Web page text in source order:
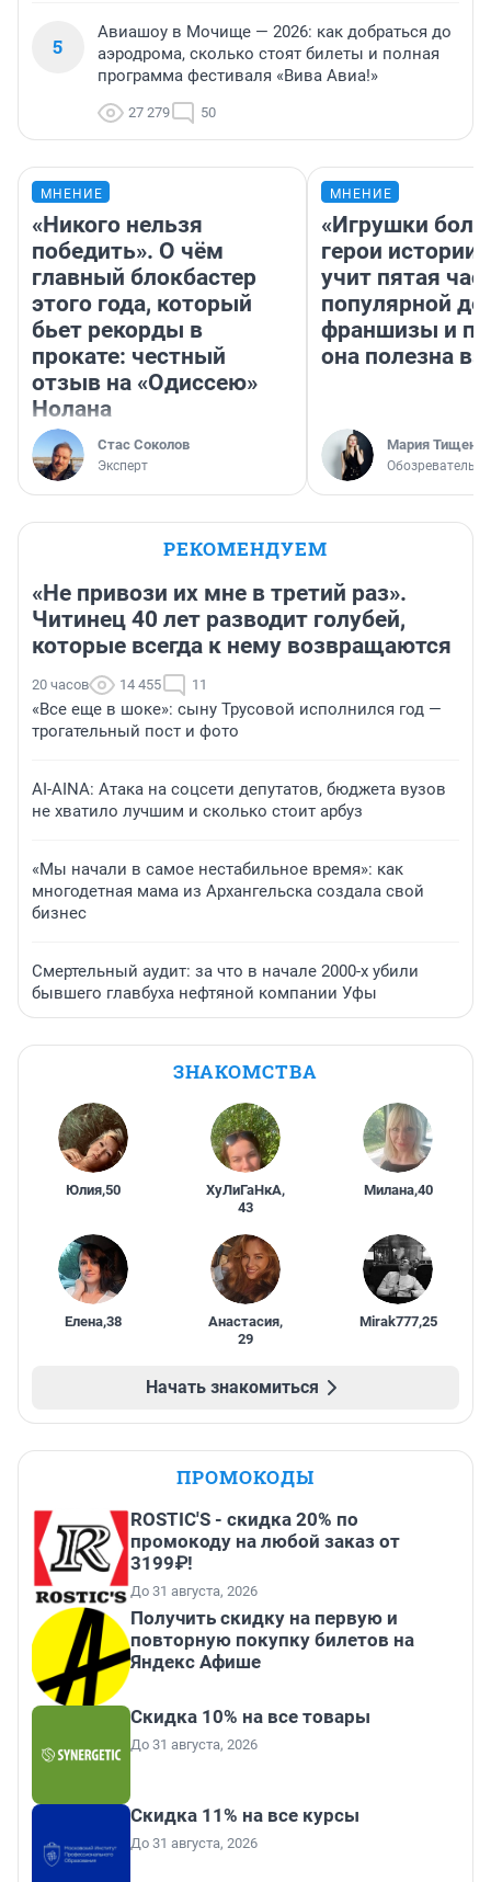
5
Авиашоу в Мочище — 2026: как добраться до
аэродрома, сколько стоят билеты и полная
программа фестиваля «Вива Авиа!»
27 279 50
МНЕНИЕ
«Никого нельзя
победить». О чём
главный блокбастер
этого года, который
бьет рекорды в
прокате: честный
отзыв на «Одиссею»
Нолана
Стас Соколов
Эксперт
МНЕНИЕ
«Игрушки
герои
учит пятая
популярной
франшизы и
она полезна
Мария Тищенко
Обозреватель
РЕКОМЕНДУЕМ
«Не привози их мне в третий раз».
Читинец 40 лет разводит голубей,
которые всегда к нему возвращаются
20 часов 14 455 11
«Все еще в шоке»: сыну Трусовой исполнился год —
трогательный пост и фото
AI-AINA: Атака на соцсети депутатов, бюджета вузов
не хватило лучшим и сколько стоит арбуз
«Мы начали в самое нестабильное время»: как
многодетная мама из Архангельска создала свой
бизнес
Смертельный аудит: за что в начале 2000-х убили
бывшего главбуха нефтяной компании Уфы
ЗНАКОМСТВА
Юлия,50 ХуЛиГаНкА,
43
Милана,40
Елена,38 Анастасия,
29
Mirak777,25
Начать знакомиться
ПРОМОКОДЫ
ROSTIC'S - скидка 20% по
промокоду на любой заказ от
3199₽!
До 31 августа, 2026
Получить скидку на первую и
повторную покупку билетов на
Яндекс Афише
Скидка 10% на все товары
До 31 августа, 2026
Скидка 11% на все курсы
До 31 августа, 2026